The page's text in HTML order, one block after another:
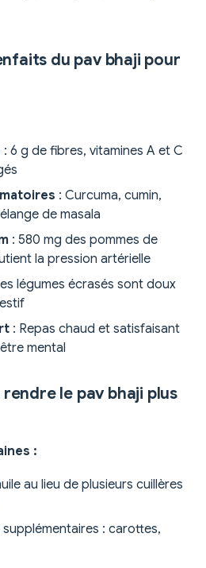
du pav bhaji pour
: 6 g de fibres, vitamines A et C
: Curcuma, cumin,
de masala
: 580 mg des pommes de
la pression artérielle
légumes écrasés sont doux
: Repas chaud et satisfaisant
mental
le pav bhaji plus
:
au lieu de plusieurs cuillères
: carottes,